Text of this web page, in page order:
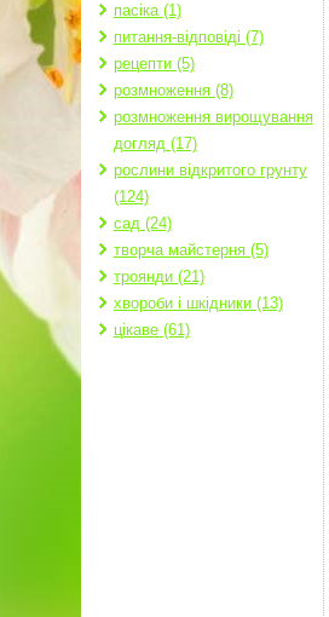
пасіка (1)
питання-відповіді (7)
рецепти (5)
розмноження (8)
розмноження вирощування
догляд (17)
рослини відкритого грунту
(124)
сад (24)
творча майстерня (5)
троянди (21)
хвороби і шкідники (13)
цікаве (61)